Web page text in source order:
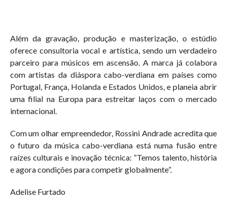
Além da gravação, produção e masterização, o estúdio
oferece consultoria vocal e artística, sendo um verdadeiro
parceiro para músicos em ascensão. A marca já colabora
com artistas da diáspora cabo-verdiana em países como
Portugal, França, Holanda e Estados Unidos, e planeia abrir
uma filial na Europa para estreitar laços com o mercado
internacional.
Com um olhar empreendedor, Rossini Andrade acredita que
o futuro da música cabo-verdiana está numa fusão entre
raízes culturais e inovação técnica: “Temos talento, história
e agora condições para competir globalmente”.
Adelise Furtado